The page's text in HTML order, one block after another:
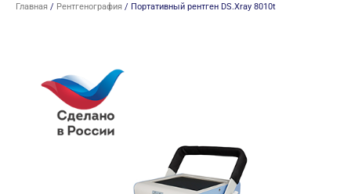
Главная / Рентгенография / Портативный рентген DS.Xray 8010t